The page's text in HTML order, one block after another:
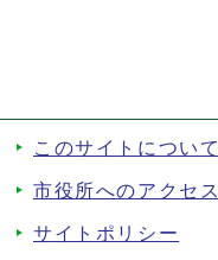
このサイトについて
市役所へのアクセス
サイトポリシー